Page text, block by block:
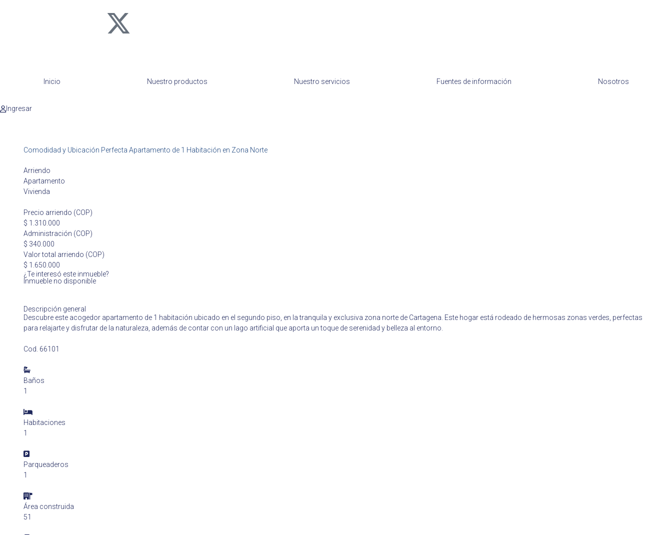
Inicio Nuestro productos Nuestro servicios Fuentes de información Nosotros
Ingresar
Comodidad y Ubicación Perfecta Apartamento de 1 Habitación en Zona Norte
Arriendo
Apartamento
Vivienda
Precio arriendo (COP)
$ 1.310.000
Administración (COP)
$ 340.000
Valor total arriendo (COP)
$ 1.650.000
¿Te interesó este inmueble?
Inmueble no disponible
Descripción general
Descubre este acogedor apartamento de 1 habitación ubicado en el segundo piso, en la tranquila y exclusiva zona norte de Cartagena. Este hogar está rodeado de hermosas zonas verdes, perfectas
para relajarte y disfrutar de la naturaleza, además de contar con un lago artificial que aporta un toque de serenidad y belleza al entorno.
Cod. 66101
Baños
1
Habitaciones
1
Parqueaderos
1
Área construida
51